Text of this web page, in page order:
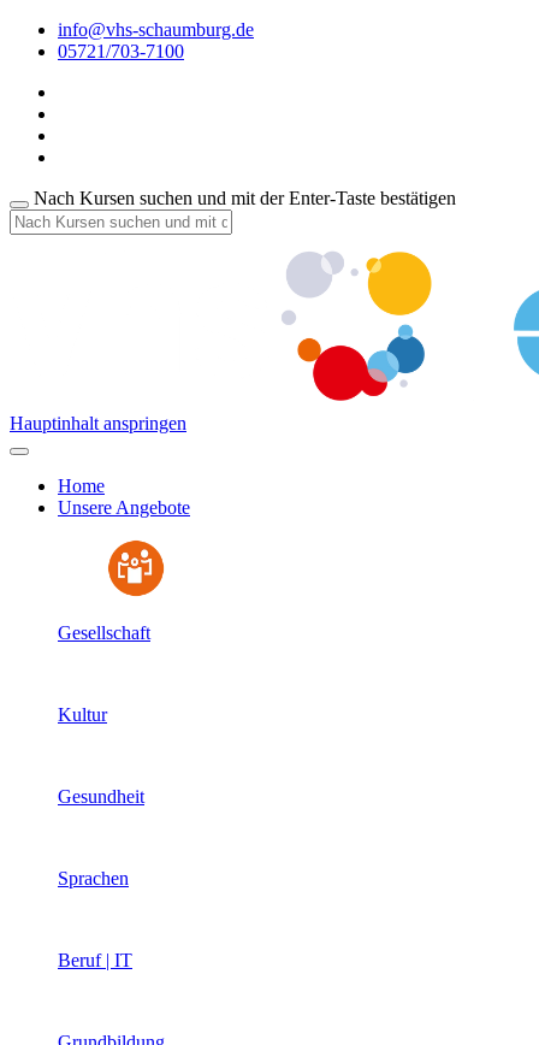
info@vhs-schaumburg.de
05721/703-7100
Nach Kursen suchen und mit der Enter-Taste bestätigen
Hauptinhalt anspringen
Home
Unsere Angebote
Gesellschaft
Kultur
Gesundheit
Sprachen
Beruf | IT